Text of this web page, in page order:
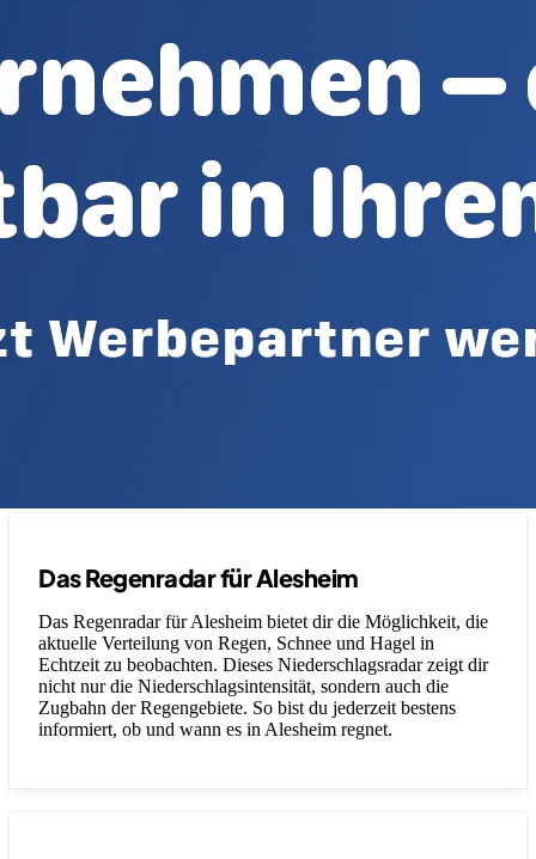
Das Regenradar für Alesheim
Das Regenradar für Alesheim bietet dir die Möglichkeit, die
aktuelle Verteilung von Regen, Schnee und Hagel in
Echtzeit zu beobachten. Dieses Niederschlagsradar zeigt dir
nicht nur die Niederschlagsintensität, sondern auch die
Zugbahn der Regengebiete. So bist du jederzeit bestens
informiert, ob und wann es in Alesheim regnet.